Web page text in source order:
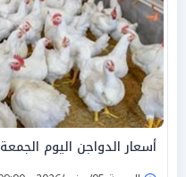
أسعار الدواجن اليوم الجمعة 5-6-2026 في مصر